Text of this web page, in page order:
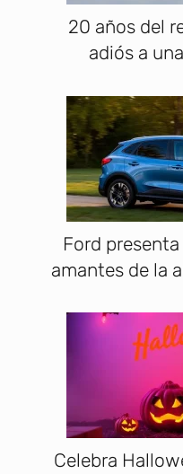
20 años del
adiós a
Ford
amantes de la
Celebra